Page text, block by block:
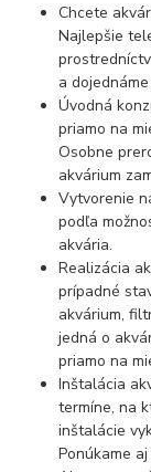
Chcete
Najlepšie
a
Úvodná
priamo na
Osobne
akvárium
Vytvorenie
podľa
akvária.
Realizácia
prípadné
akvárium,
jedná o
priamo na
Inštalácia
termíne, na
inštalácie
Ponúkame